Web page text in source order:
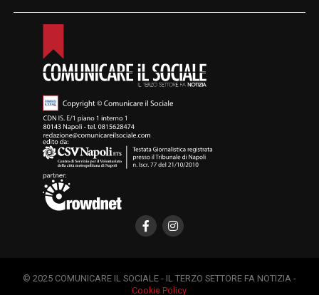
© 2025 COMUNICARE IL SOCIALE - IL TERZO SETTORE FA NOTIZIA -
Cookie Policy